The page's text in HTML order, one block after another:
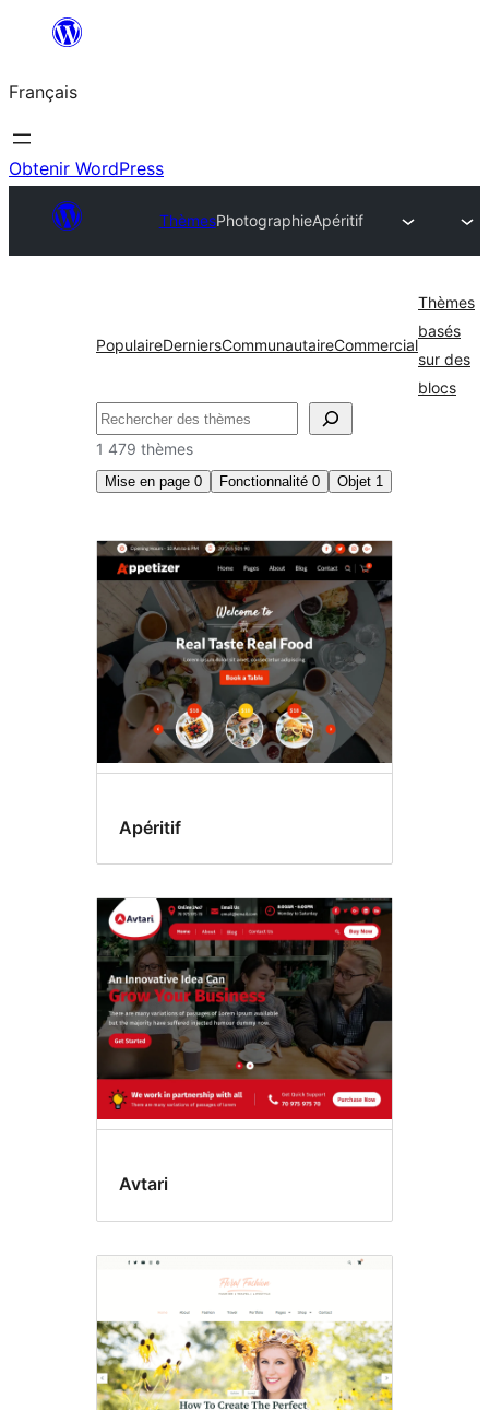
contenu
Français
Obtenir WordPress
ThèmesPhotographieApéritif
PopulaireDerniersCommunautaireCommercial
Thèmes
basés
sur des
blocs
Rechercher
1 479 thèmes
Mise en page 0 Fonctionnalité 0 Objet 1
Photographie
Apéritif
Avtari